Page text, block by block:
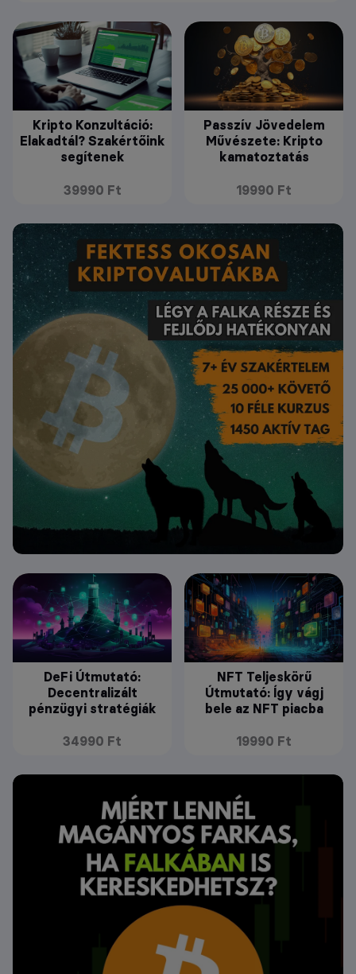
Kripto Konzultáció:
Elakadtál? Szakértőink
segítenek
39990 Ft
Passzív Jövedelem
Művészete: Kripto
kamatoztatás
19990 Ft
DeFi Útmutató:
Decentralizált
pénzügyi stratégiák
34990 Ft
NFT Teljeskörű
Útmutató: Így vágj
bele az NFT piacba
19990 Ft